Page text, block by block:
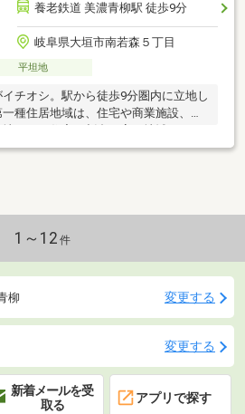
養老鉄道 美濃青柳駅 徒歩9分
岐阜県大垣市南若森５丁目
平坦地
イチオシ。駅から徒歩9分圏内に立地し
種住居地域は、住宅や商業施設、工
1～12 件
柳 変更する
変更する
新着メールを受
取る
アプリで探す